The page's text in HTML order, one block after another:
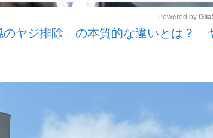
選手が証言した“NPB聞... 「クマが悪
Powered by
のヤジ排除」の本質的な違いとは？